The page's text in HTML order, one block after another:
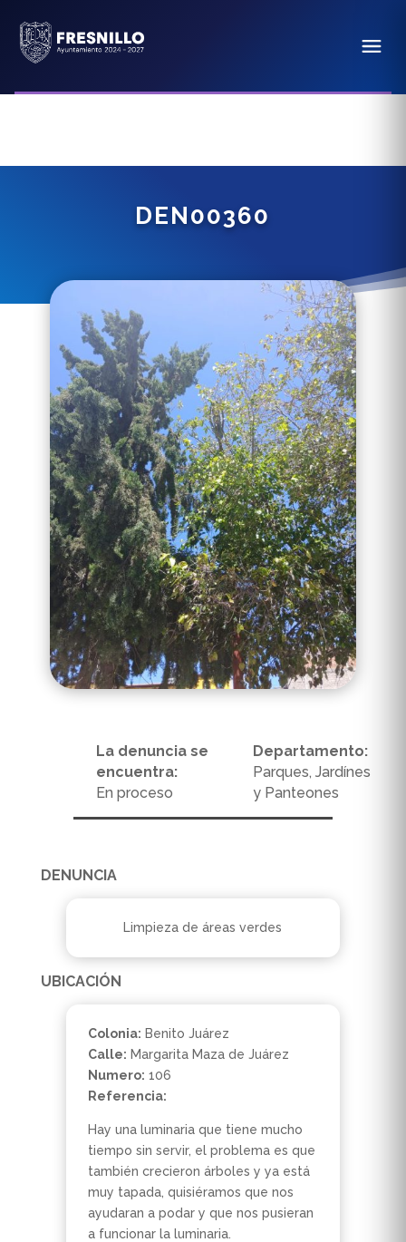
DEN00360
La denuncia se
encuentra:
En proceso
Departamento:
Parques, Jardínes
y Panteones
DENUNCIA
Limpieza de áreas verdes
UBICACIÓN
Colonia: Benito Juárez
Calle: Margarita Maza de Juárez
Numero: 106
Referencia:
Hay una luminaria que tiene mucho
tiempo sin servir, el problema es que
también crecieron árboles y ya está
muy tapada, quisiéramos que nos
ayudaran a podar y que nos pusieran
a funcionar la luminaria.